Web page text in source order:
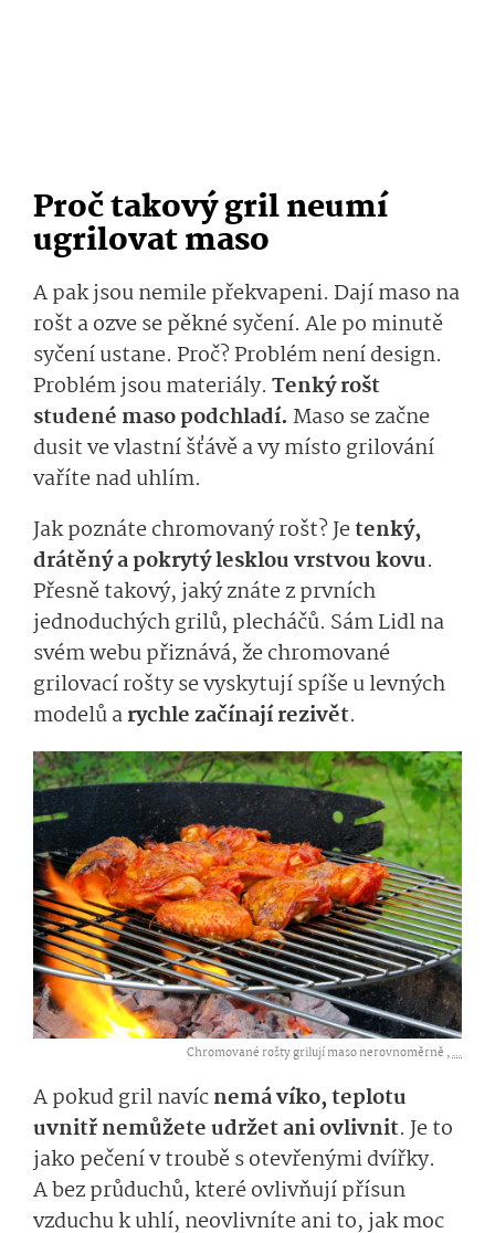
Proč takový gril neumí
ugrilovat maso
A pak jsou nemile překvapeni. Dají maso na
rošt a ozve se pěkné syčení. Ale po minutě
syčení ustane. Proč? Problém není design.
Problém jsou materiály. Tenký rošt
studené maso podchladí. Maso se začne
dusit ve vlastní šťávě a vy místo grilování
vaříte nad uhlím.
Jak poznáte chromovaný rošt? Jetenký,
drátěný a pokrytý lesklou vrstvou kovu.
Přesně takový, jaký znáte z prvních
jednoduchých grilů, plecháčů. Sám Lidl na
svém webu přiznává, že chromované
grilovací rošty se vyskytují spíše u levných
modelů arychle začínají rezivět.
Chromované rošty grilují maso nerovnoměrně ,...
A pokud gril navícnemá víko, teplotu
uvnitř nemůžete udržet ani ovlivnit. Je to
jako pečení v troubě s otevřenými dvířky.
A bez průduchů, které ovlivňují přísun
vzduchu k uhlí, neovlivníte ani to, jak moc